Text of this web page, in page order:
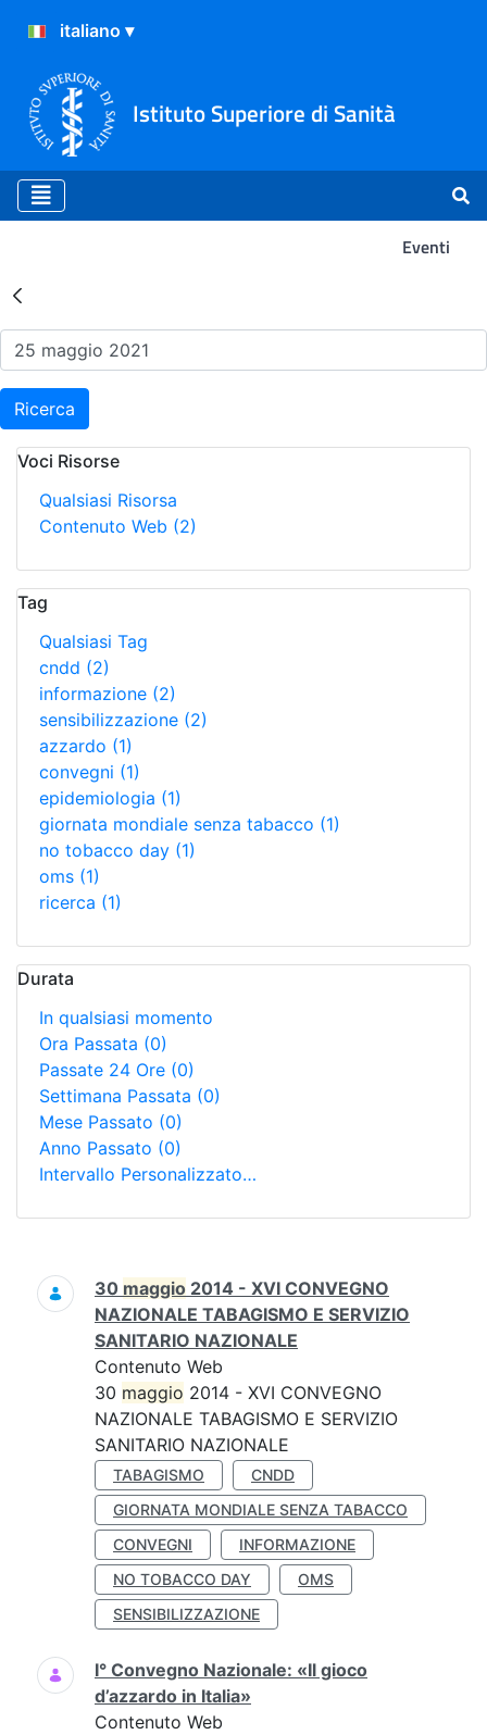
Istituto Superiore di Sanità
Eventi
Risultati della Ricerca -
Ricerca
Voci Risorse
Qualsiasi Risorsa
Contenuto Web (2)
Tag
Qualsiasi Tag
cndd (2)
informazione (2)
sensibilizzazione (2)
azzardo (1)
convegni (1)
epidemiologia (1)
giornata mondiale senza tabacco (1)
no tobacco day (1)
oms (1)
ricerca (1)
Durata
In qualsiasi momento
Ora Passata (0)
Passate 24 Ore (0)
Settimana Passata (0)
Mese Passato (0)
Anno Passato (0)
Intervallo Personalizzato…
Ricerca
30 maggio 2014 - XVI CONVEGNO
NAZIONALE TABAGISMO E SERVIZIO
SANITARIO NAZIONALE
Contenuto Web
30 maggio 2014 - XVI CONVEGNO
NAZIONALE TABAGISMO E SERVIZIO
SANITARIO NAZIONALE
TABAGISMO
CNDD
GIORNATA MONDIALE SENZA TABACCO
CONVEGNI
INFORMAZIONE
NO TOBACCO DAY
OMS
SENSIBILIZZAZIONE
I° Convegno Nazionale: «Il gioco
d’azzardo in Italia»
Contenuto Web